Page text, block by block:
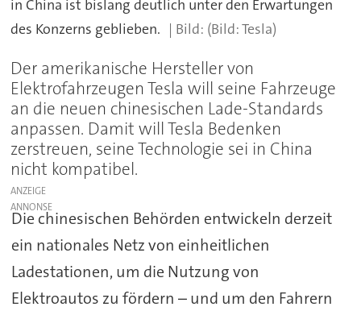
in China ist bislang deutlich unter den Erwartungen
des Konzerns geblieben.
(Bild: Tesla)
Der amerikanische Hersteller von
Elektrofahrzeugen Tesla will seine Fahrzeuge
an die neuen chinesischen Lade-Standards
anpassen. Damit will Tesla Bedenken
zerstreuen, seine Technologie sei in China
nicht kompatibel.
ANZEIGE
Die chinesischen Behörden entwickeln derzeit
ein nationales Netz von einheitlichen
Ladestationen, um die Nutzung von
Elektroautos zu fördern – und um den Fahrern